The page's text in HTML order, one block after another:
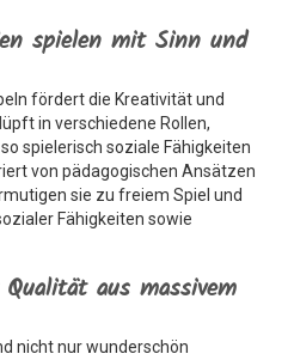
spielen mit Sinn und
fördert die Kreativität und
in verschiedene Rollen,
spielerisch soziale Fähigkeiten
von pädagogischen Ansätzen
sie zu freiem Spiel und
Fähigkeiten sowie
aus massivem
nicht nur wunderschön